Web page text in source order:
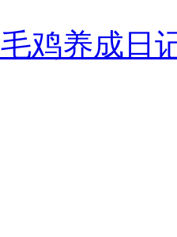
鸡养成日